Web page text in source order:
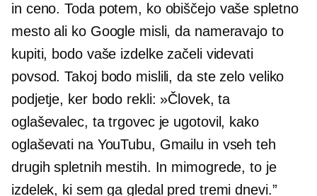
in ceno. Toda potem, ko obiščejo vaše spletno
mesto ali ko Google misli, da nameravajo to
kupiti, bodo vaše izdelke začeli videvati
povsod. Takoj bodo mislili, da ste zelo veliko
podjetje, ker bodo rekli: »Človek, ta
oglaševalec, ta trgovec je ugotovil, kako
oglaševati na YouTubu, Gmailu in vseh teh
drugih spletnih mestih. In mimogrede, to je
izdelek, ki sem ga gledal pred tremi dnevi.”